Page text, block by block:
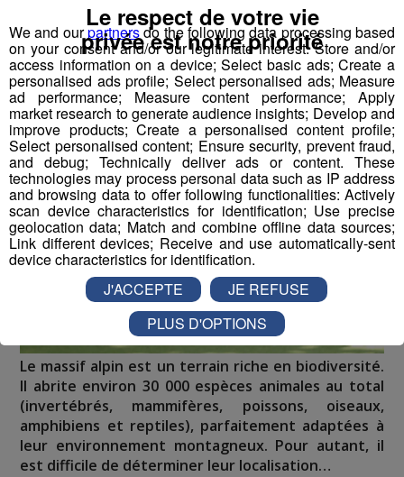
Le Magazine
Découverte
Faune et Flore
Le massif alpin est un terrain riche en biodiversité.
Il abrite environ 30 000 espèces animales au total
(invertébrés, mammifères, poissons, oiseaux,
amphibiens et reptiles), parfaitement adaptées à
leur environnement montagneux. Pour autant, il
est difficile de déterminer leur localisation…
We and ourpartnersdo the following data processing based
on your consent and/or our legitimate interest: Store and/or
access information on a device; Select basic ads; Create a
personalised ads profile; Select personalised ads; Measure
ad performance; Measure content performance; Apply
market research to generate audience insights; Develop and
improve products; Create a personalised content profile;
Select personalised content; Ensure security, prevent fraud,
and debug; Technically deliver ads or content. These
technologies may process personal data such as IP address
and browsing data to offer following functionalities: Actively
scan device characteristics for identification; Use precise
geolocation data; Match and combine offline data sources;
Link different devices; Receive and use automatically-sent
device characteristics for identification.
Le respect de votre vie
privée est notre priorité
J'ACCEPTE
JE REFUSE
PLUS D'OPTIONS